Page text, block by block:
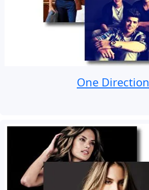
One Direction